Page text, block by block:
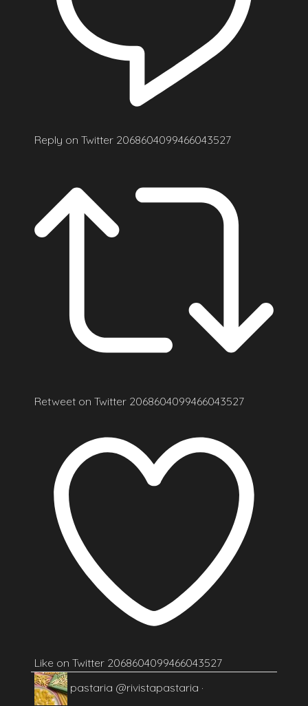
Reply on Twitter 2068604099466043527
Retweet on Twitter 2068604099466043527
Like on Twitter 2068604099466043527
pastaria @rivistapastaria ·